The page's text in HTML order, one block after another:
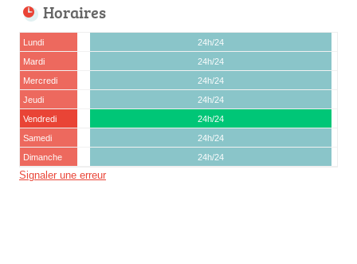
Horaires
Lundi
24h/24
Mardi
24h/24
Mercredi
24h/24
Jeudi
24h/24
Vendredi
24h/24
Samedi
24h/24
Dimanche
24h/24
Signaler une erreur